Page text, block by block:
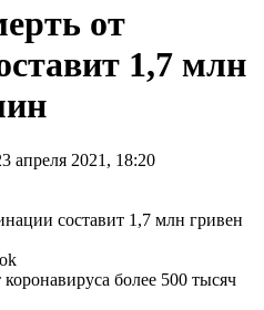
от
1,7 млн
апреля 2021, 18:20
более 500 тысяч